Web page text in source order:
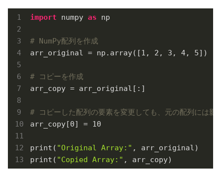
import numpy as np
# NumPy配列を作成
arr_original = np.array([1 , 2 , 3 , 4, 5])
# コピーを作成
arr_copy = arr_original[:]
# コピーした配列の要素を変更しても、元の配列には影
arr_copy[0] = 10
print( "Original Array:" , arr_original)
print( "Copied Array:" , arr_copy)